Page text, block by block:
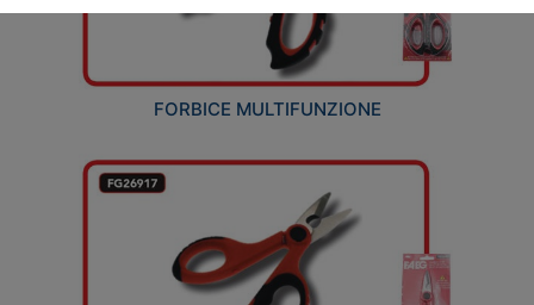
FORBICE MULTIFUNZIONE